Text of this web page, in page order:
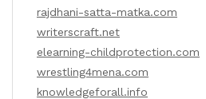
rajdhani-satta-matka.com
writerscraft.net
elearning-childprotection.com
wrestling4mena.com
knowledgeforall.info